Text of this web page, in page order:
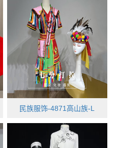
民族服饰-4871高山族-L